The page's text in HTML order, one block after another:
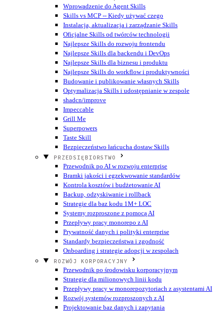
Wprowadzenie do Agent Skills
Skills vs MCP -- Kiedy używać czego
Instalacja, aktualizacja i zarządzanie Skills
Oficjalne Skills od twórców technologii
Najlepsze Skills do rozwoju frontendu
Najlepsze Skills dla backendu i DevOps
Najlepsze Skills dla biznesu i produktu
Najlepsze Skills do workflow i produktywności
Budowanie i publikowanie własnych Skills
Optymalizacja Skills i udostępnianie w zespole
shadcn/improve
Impeccable
Grill Me
Superpowers
Taste Skill
Bezpieczeństwo łańcucha dostaw Skills
PRZEDSIĘBIORSTWO
Przewodnik po AI w rozwoju enterprise
Bramki jakości i egzekwowanie standardów
Kontrola kosztów i budżetowanie AI
Backup, odzyskiwanie i rollback
Strategie dla baz kodu 1M+ LOC
Systemy rozproszone z pomocą AI
Przepływy pracy monorepo z AI
Prywatność danych i polityki enterprise
Standardy bezpieczeństwa i zgodność
Onboarding i strategie adopcji w zespołach
ROZWÓJ KORPORACYJNY
Przewodnik po środowisku korporacyjnym
Strategie dla milionowych linii kodu
Przepływy pracy w monorepozytoriach z asystentami AI
Rozwój systemów rozproszonych z AI
Projektowanie baz danych i zapytania